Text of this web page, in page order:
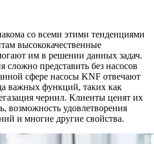
со всеми этими тенденциями
высококачественные
им в решении данных задач.
сложно представить без насосов
сфере насосы KNF отвечают
важных функций, таких как
чернил. Клиенты ценят их
возможность удовлетворения
и многие другие свойства.